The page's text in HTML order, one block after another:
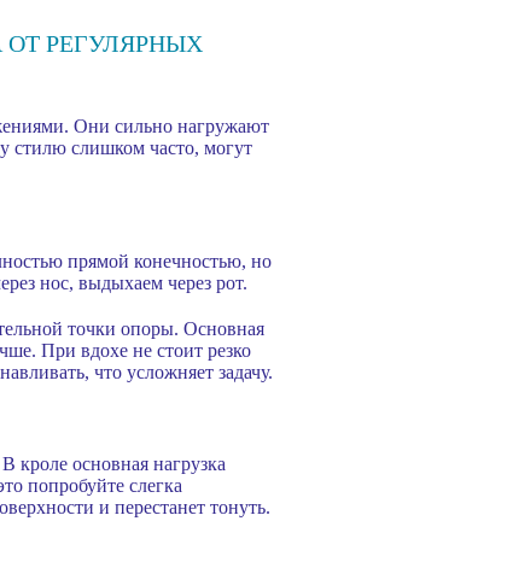
ОТ РЕГУЛЯРНЫХ
Они сильно нагружают
стилю слишком часто, могут
прямой конечностью, но
нос, выдыхаем через рот.
точки опоры. Основная
При вдохе не стоит резко
что усложняет задачу.
кроле основная нагрузка
попробуйте слегка
и перестанет тонуть.